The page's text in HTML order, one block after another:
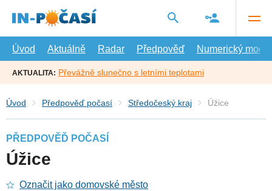
hlavní
Úvod
Aktuálně Radar Předpověď Numerický model
AKTUALITA: Převážně slunečno s letními teplotami
Úvod Předpověď počasí Středočeský kraj Úžice
PŘEDPOVĚĎ POČASÍ
Úžice
Označit jako domovské město